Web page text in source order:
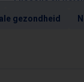
gezondheid